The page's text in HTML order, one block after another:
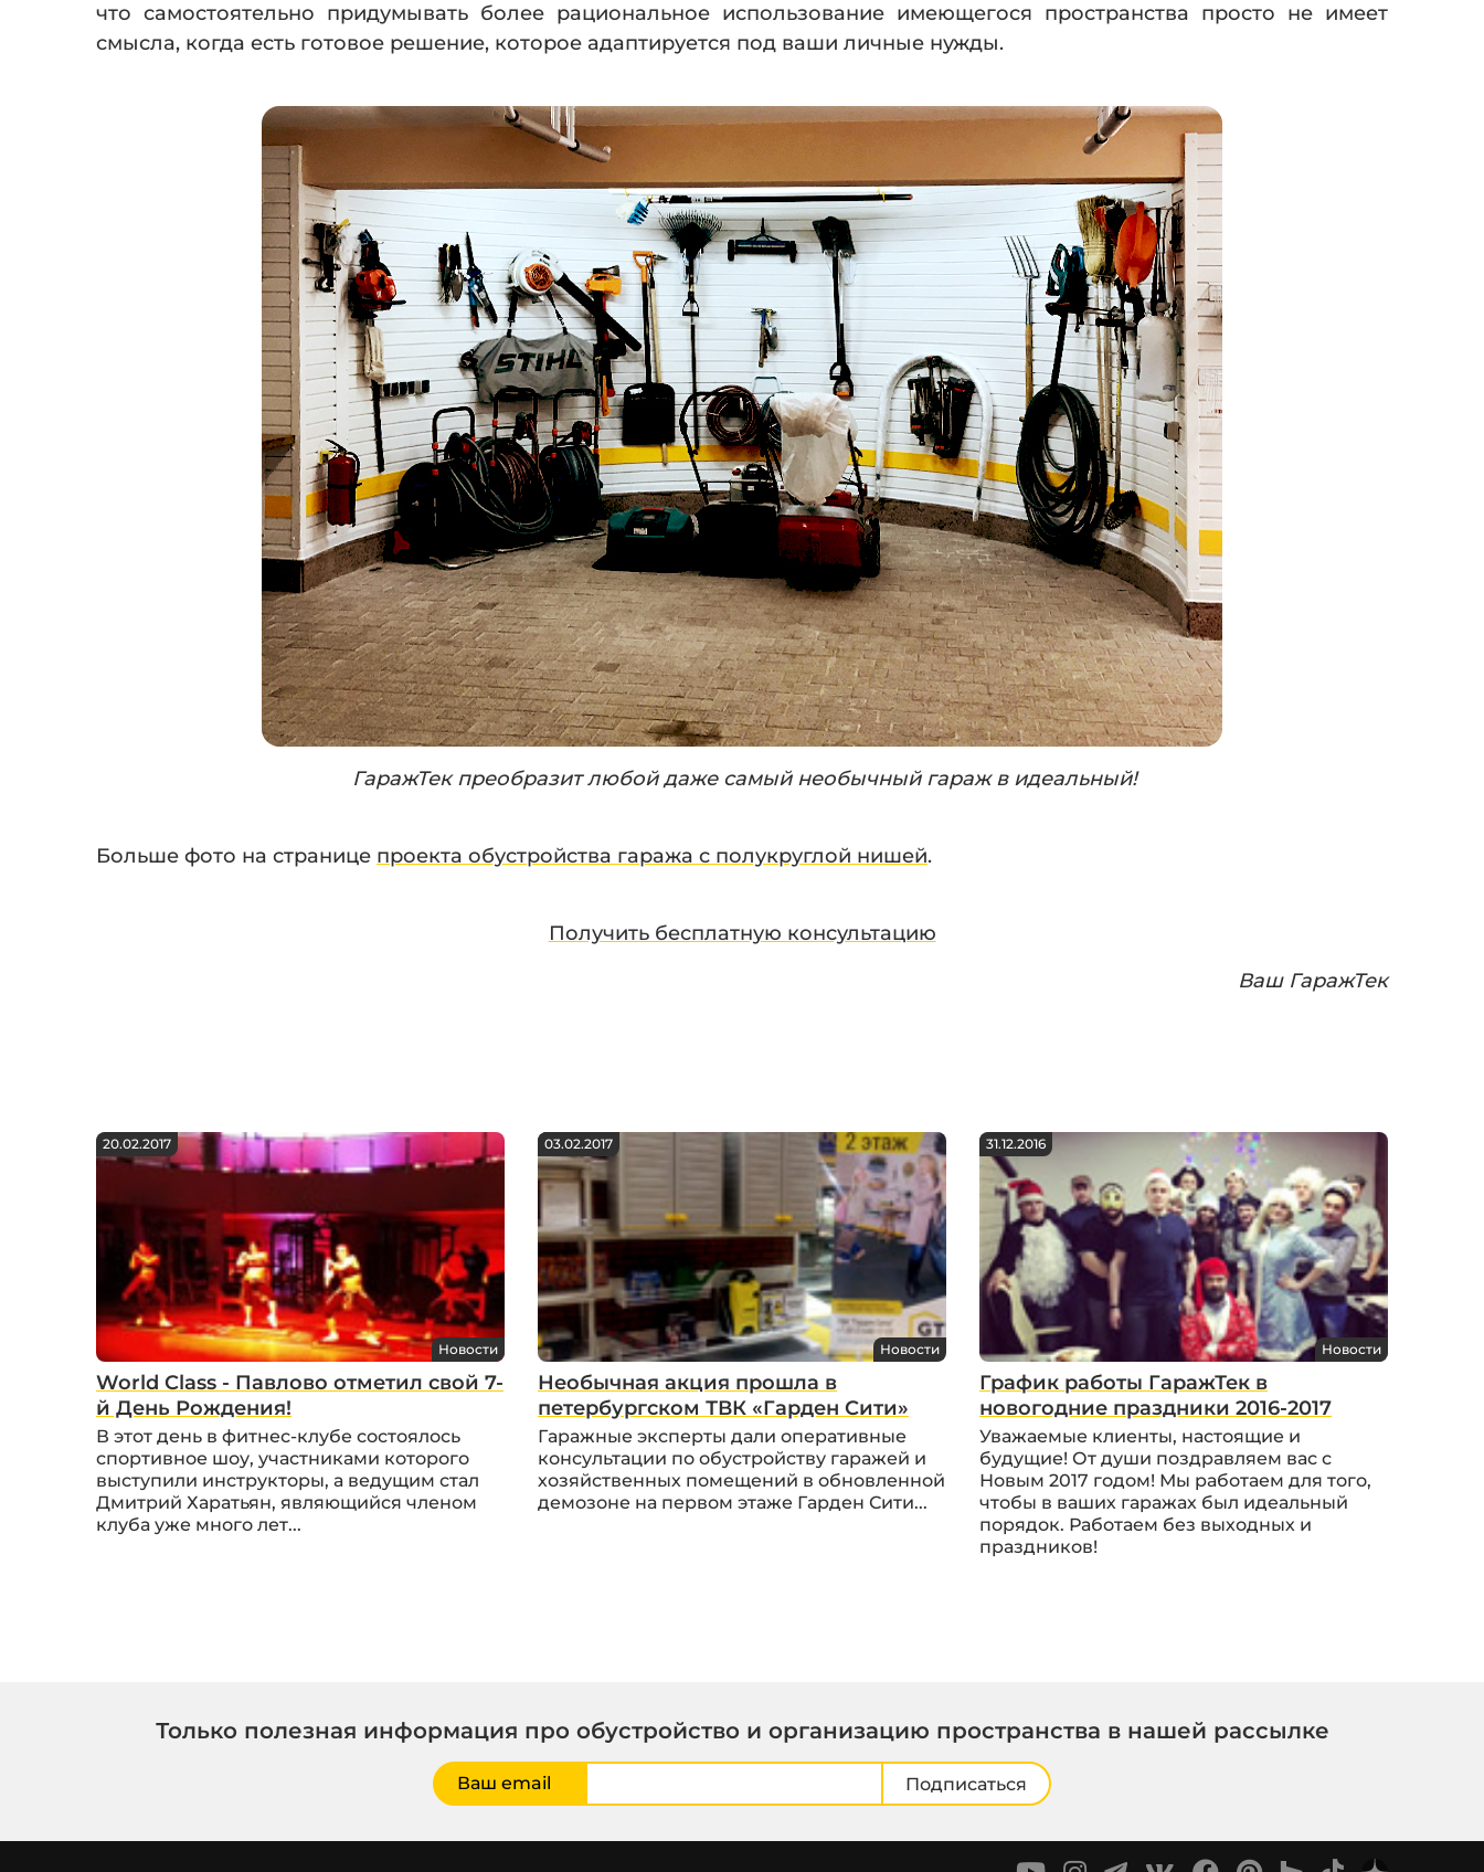
что самостоятельно придумывать более рациональное использование имеющегося пространства просто не имеет
смысла, когда есть готовое решение, которое адаптируется под ваши личные нужды.
ГаражТек преобразит любой даже самый необычный гараж в идеальный!
Больше фото на странице проекта обустройства гаража с полукруглой нишей.
Получить бесплатную консультацию
Ваш ГаражТек
20.02.2017
Новости
World Class - Павлово отметил свой 7-
й День Рождения!
В этот день в фитнес-клубе состоялось
спортивное шоу, участниками которого
выступили инструкторы, а ведущим стал
Дмитрий Харатьян, являющийся членом
клуба уже много лет...
03.02.2017
Новости
Необычная акция прошла в
петербургском ТВК «Гарден Сити»
Гаражные эксперты дали оперативные
консультации по обустройству гаражей и
хозяйственных помещений в обновленной
демозоне на первом этаже Гарден Сити...
31.12.2016
Новости
График работы ГаражТек в
новогодние праздники 2016-2017
Уважаемые клиенты, настоящие и
будущие! От души поздравляем вас с
Новым 2017 годом! Мы работаем для того,
чтобы в ваших гаражах был идеальный
порядок. Работаем без выходных и
праздников!
Только полезная информация про обустройство и организацию пространства в нашей рассылке
Ваш email Подписаться